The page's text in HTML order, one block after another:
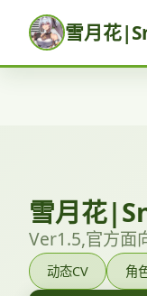
雪月花
雪月花
Ver1.5,官方面
动态CV 角